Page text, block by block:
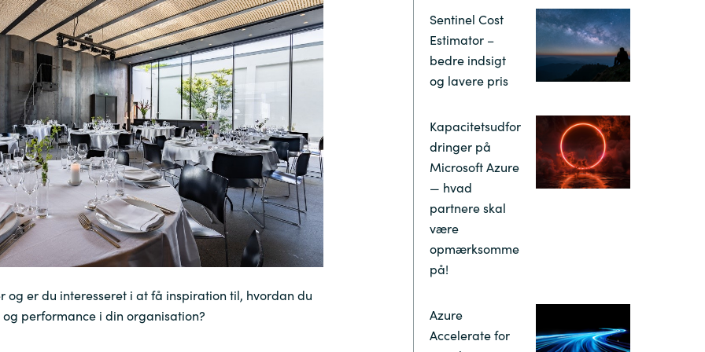
Germany
India
Indonesia
Kuwait
Malaysia
Middle East
Norway
Oman
Poland
Portugal
Romania
Spain
og er du interesseret i at få inspiration til, hvordan du
performance i din organisation?
Sentinel Cost
Estimator –
bedre indsigt
og lavere pris
Kapacitetsudfor
dringer på
Microsoft Azure
— hvad
partnere skal
være
opmærksomme
på!
Azure
Accelerate for